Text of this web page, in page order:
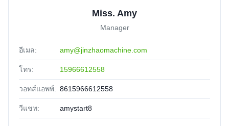
Miss. Amy
Manager
อีเมล: amy@jinzhaomachine.com
โทร: 15966612558
วอทส์แอพพ์: 8615966612558
วีแชท: amystart8